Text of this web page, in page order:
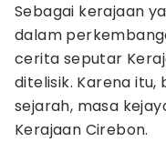
Sebagai kerajaan
dalam
cerita seputar
ditelisik. Karena itu,
sejarah, masa
Kerajaan Cirebon.